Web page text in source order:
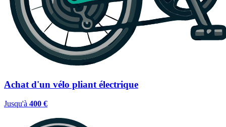
Achat d'un vélo pliant électrique
Jusqu'à 400 €